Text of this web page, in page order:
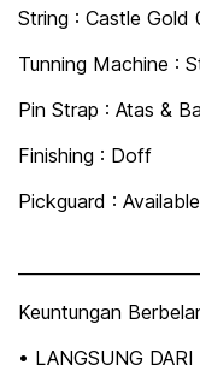
String : Castle Gold
Tunning Machine :
Pin Strap : Atas &
Finishing : Doff
Pickguard : Available
Keuntungan
• LANGSUNG